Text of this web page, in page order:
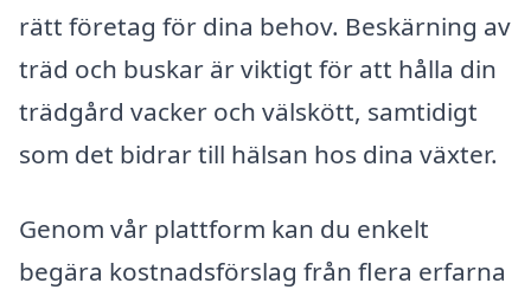
rätt företag för dina behov. Beskärning av
träd och buskar är viktigt för att hålla din
trädgård vacker och välskött, samtidigt
som det bidrar till hälsan hos dina växter.
Genom vår plattform kan du enkelt
begära kostnadsförslag från flera erfarna